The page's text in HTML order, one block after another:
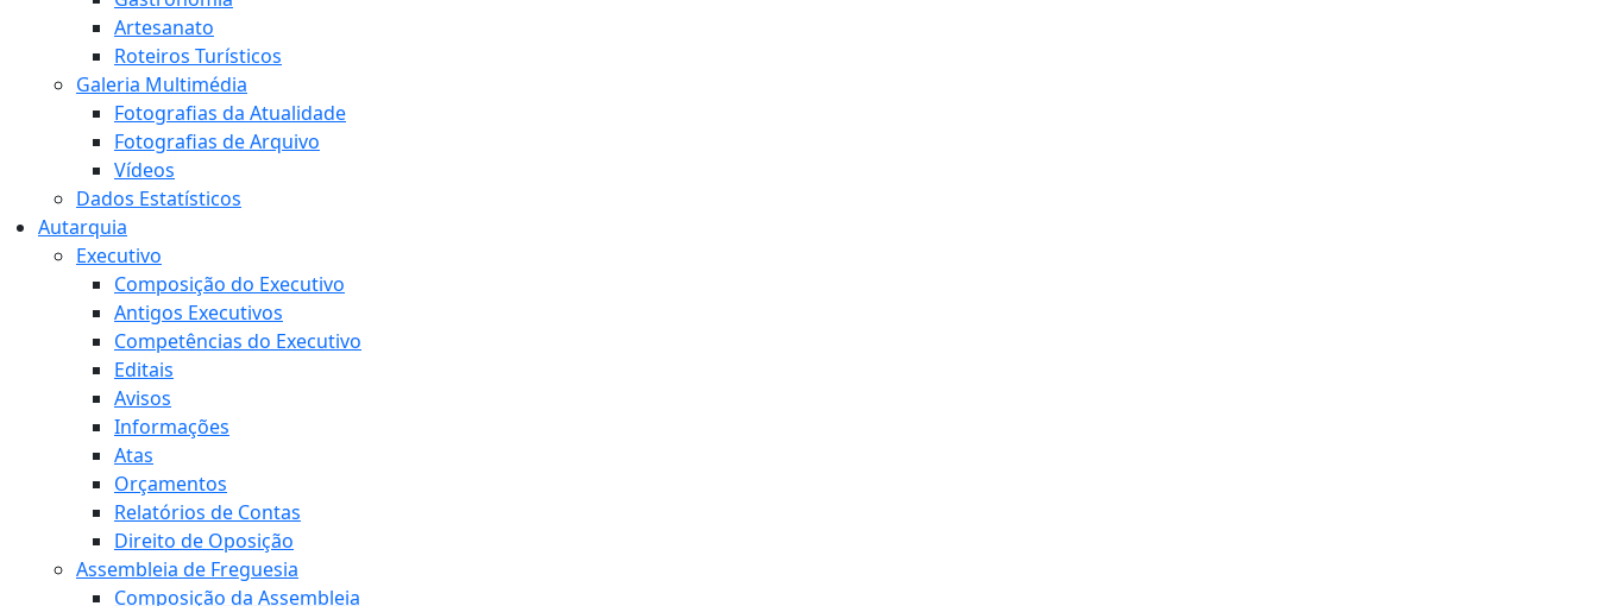
Artesanato
Roteiros Turísticos
Galeria Multimédia
Fotografias da Atualidade
Fotografias de Arquivo
Vídeos
Dados Estatísticos
Autarquia
Executivo
Composição do Executivo
Antigos Executivos
Competências do Executivo
Editais
Avisos
Informações
Atas
Orçamentos
Relatórios de Contas
Direito de Oposição
Assembleia de Freguesia
Composição da Assembleia